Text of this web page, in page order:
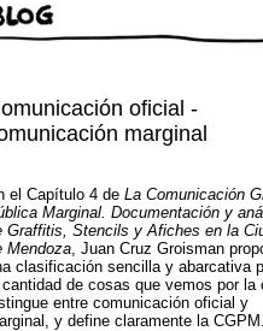
oficial -
marginal
el Capítulo 4 de La Comunicación
Marginal. Documentación y
Graffitis, Stencils y Afiches en la
Mendoza, Juan Cruz Groisman
clasificación sencilla y abarcativa
cantidad de cosas que vemos por la
entre comunicación oficial y
y define claramente la